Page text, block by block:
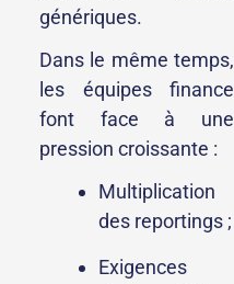
génériques.
Dans le même temps,
les équipes finance
font face à une
pression croissante :
Multiplication
des reportings ;
Exigences